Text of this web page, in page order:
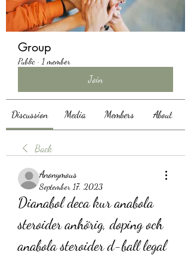
Group
Public · 1 member
Join
Discussion Media Members About
Back
Anonymous
September 17, 2023
Dianabol deca kur anabola
steroider anhörig, doping och
anabola steroider d-ball legal